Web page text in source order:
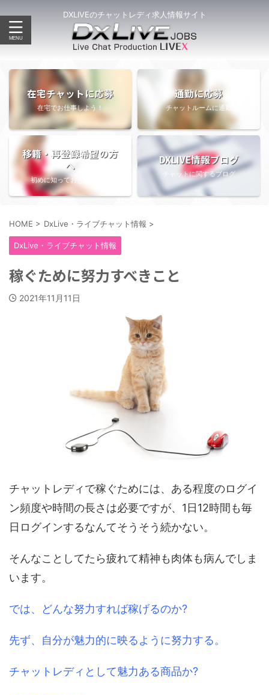
DXLIVEのチャットレディ求人情報サイト
在宅チャットに応募
在宅でお仕事しよう！
通勤に応募
チャットルームに通勤
移籍・再登録希望の方
へ
初めに知っておきたい情報
DXLIVE情報ブログ
チャットに関するブログ
HOME > DxLive・ライブチャット情報 >
DxLive・ライブチャット情報
稼ぐために努力すべきこと
2021年11月11日
チャットレディで稼ぐためには、ある程度のログイ
ン頻度や時間の長さは必要ですが、1日12時間も毎
日ログインするなんてそうそう続かない。
そんなことしてたら疲れて精神も肉体も病んでしま
います。
では、どんな努力すれば稼げるのか?
先ず、自分が魅力的に映るように努力する。
チャットレディとして魅力ある商品か?